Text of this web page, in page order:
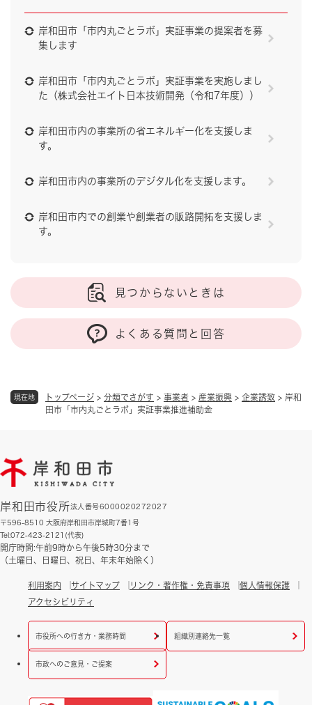
現在地 トップページ > 分類でさがす > 事業者 > 産業振興 > 企業誘致 > 岸和
田市「市内丸ごとラボ」実証事業推進補助金
岸和田市「市内丸ごとラボ」実証事業の提案者を募
集します
岸和田市「市内丸ごとラボ」実証事業を実施しまし
た（株式会社エイト日本技術開発（令和7年度））
岸和田市内の事業所の省エネルギー化を支援しま
す。
岸和田市内の事業所のデジタル化を支援します。
岸和田市内での創業や創業者の販路開拓を支援しま
す。
見つからないときは
よくある質問と回答
岸和田市役所法人番号6000020272027
〒596-8510 大阪府岸和田市岸城町7番1号
Tel:072-423-2121(代表)
開庁時間:午前9時から午後5時30分まで
（土曜日、日曜日、祝日、年末年始除く）
利用案内 サイトマップ リンク・著作権・免責事項
個人情報保護
アクセシビリティ
市役所への行き方・業務時間 組織別連絡先一覧
市政へのご意見・ご提案